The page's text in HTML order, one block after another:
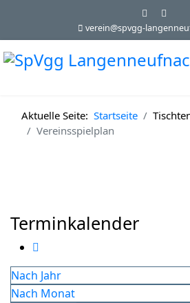
verein@spvgg-
Aktuelle Seite: Startseite
Vereinsspielplan
Terminkalender
Nach Jahr
Nach Monat